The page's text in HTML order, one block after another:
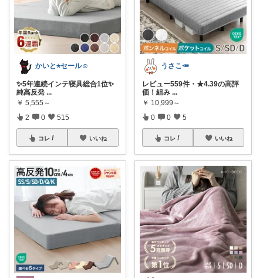
かいと⭐︎セール☺️
✨5年連続インテ寝具総合1位✨
純高反発 ...
￥ 5,555～
2 0 515
コレ いいね
うさこ🥕
レビュー559件・★4.39の高評
価！組み ...
￥ 10,999～
0 0 5
コレ いいね